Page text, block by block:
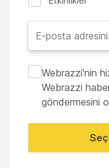
Webrazzi'nin
Webrazzi
göndermesini